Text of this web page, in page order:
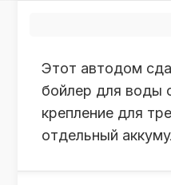
Этот автодом
бойлер для воды
крепление для
отдельный